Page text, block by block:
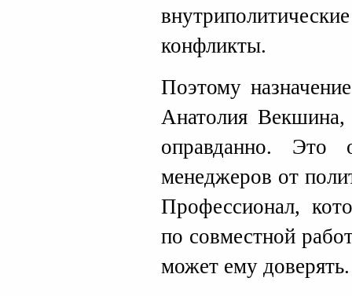
конфликты.
Поэтому
Анатолия
оправданно.
менеджеров от
Профессионал,
по совместной
может ему доверять.